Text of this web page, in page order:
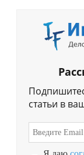
статьи в